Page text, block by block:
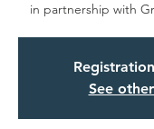
in partnership with
See